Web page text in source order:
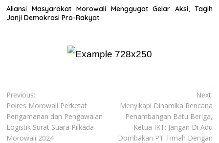
Aliansi Masyarakat Morowali Menggugat Gelar Aksi, Tagih
Janji Demokrasi Pro-Rakyat
Navigasi
pos
Previous:
Polres Morowali Perketat
Pengamanan dan Pengawalan
Logistik Surat Suara Pilkada
Morowali 2024
Next:
Menyikapi Dinamika Rencana
Penambangan Batu Beriga,
Ketua IKT: Jangan Di Adu
Dombakan PT Timah Dengan